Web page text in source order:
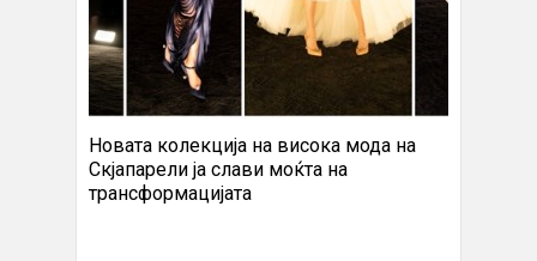
Новата колекција на висока мода на
Скјапарели ја слави моќта на
трансформацијата